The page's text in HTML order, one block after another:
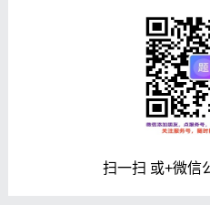
扫一扫 或+微信